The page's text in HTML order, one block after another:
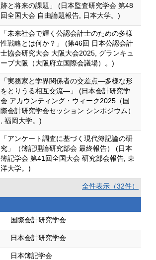
跡と将来の課題」 (日本監査研究学会 第48
回全国大会 自由論題報告, 日本大学。)
「未来社会で輝く公認会計士のための多様
性戦略とは何か？」 (第46回 日本公認会計
士協会研究大会 大阪大会2025, グランキュ
ーブ大阪（大阪府立国際会議場）。)
「実務家と学界関係者の交差点―多様な形
をとりうる相互交流―」 (日本会計研究学
会 アカウンティング・ウィーク2025（国
際会計研究学会セッション シンポジウム）
, 福岡大学。)
「アンケート調査に基づく現代簿記論の研
究」（簿記理論研究部会 最終報告） (日本
簿記学会 第41回全国大会 研究部会報告, 東
洋大学。)
全件表示（32件）
国際会計研究学会
日本会計研究学会
日本簿記学会